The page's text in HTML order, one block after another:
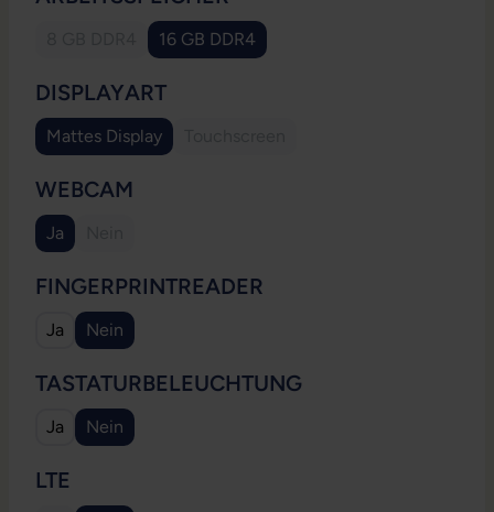
(Diese Option ist zurzeit nicht verfügbar.)
16 GB DDR4
DISPLAYARTAUSWÄHLEN
Mattes Display
WEBCAM
Ja
FINGERPRINTREADER
Ja Nein
TASTATURBELEUCHTUNG
Ja Nein
LTE